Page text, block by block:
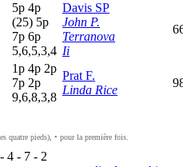
5p 4p
(25) 5p
7p 6p
5,6,5,3,4
Davis SP
John P.
Terranova
Ii
1p 4p 2p
7p 2p
9,6,8,3,8
Prat F.
Linda Rice
quatre pieds), • pour la première fois.
- 4 - 7 - 2